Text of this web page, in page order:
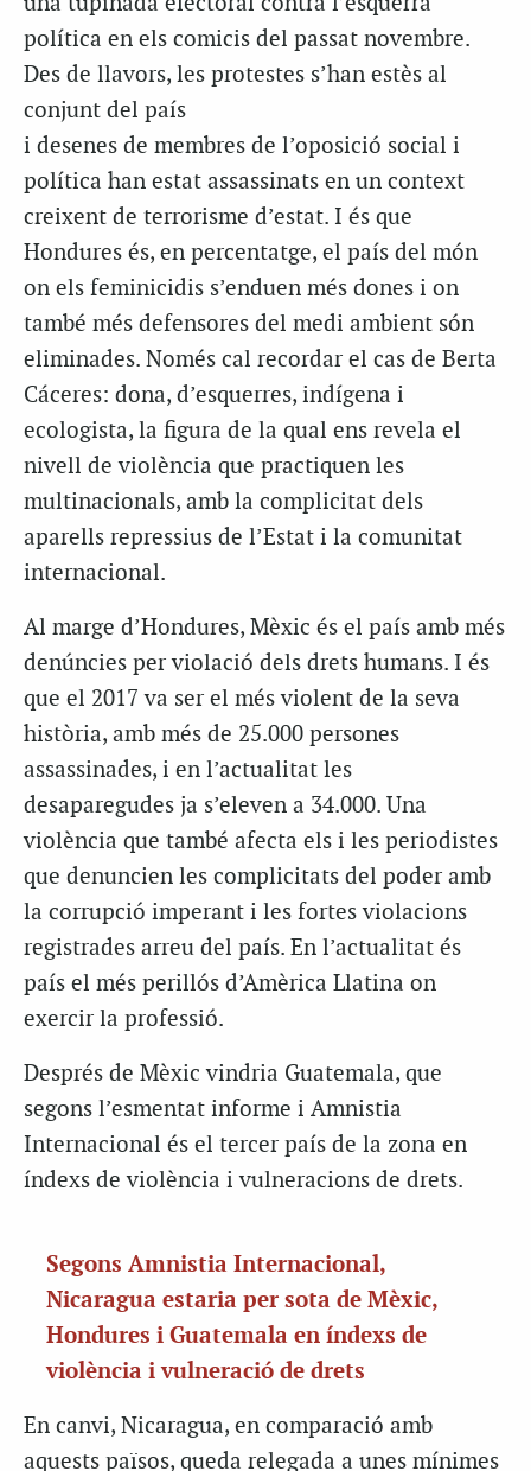
política en els comicis del passat novembre.
Des de llavors, les protestes s’han estès al
conjunt del país
i desenes de membres de l’oposició social i
política han estat assassinats en un context
creixent de terrorisme d’estat. I és que
Hondures és, en percentatge, el país del món
on els feminicidis s’enduen més dones i on
també més defensores del medi ambient són
eliminades. Només cal recordar el cas de Berta
Cáceres: dona, d’esquerres, indígena i
ecologista, la figura de la qual ens revela el
nivell de violència que practiquen les
multinacionals, amb la complicitat dels
aparells repressius de l’Estat i la comunitat
internacional.
Al marge d’Hondures, Mèxic és el país amb més
denúncies per violació dels drets humans. I és
que el 2017 va ser el més violent de la seva
història, amb més de 25.000 persones
assassinades, i en l’actualitat les
desaparegudes ja s’eleven a 34.000. Una
violència que també afecta els i les periodistes
que denuncien les complicitats del poder amb
la corrupció imperant i les fortes violacions
registrades arreu del país. En l’actualitat és
país el més perillós d’Amèrica Llatina on
exercir la professió.
Després de Mèxic vindria Guatemala, que
segons l’esmentat informe i Amnistia
Internacional és el tercer país de la zona en
índexs de violència i vulneracions de drets.
Segons Amnistia Internacional,
Nicaragua estaria per sota de Mèxic,
Hondures i Guatemala en índexs de
violència i vulneració de drets
En canvi, Nicaragua, en comparació amb
aquests països, queda relegada a unes mínimes